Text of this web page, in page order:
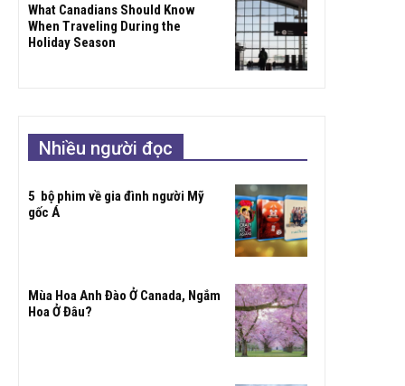
What Canadians Should Know
When Traveling During the
Holiday Season
Nhiều người đọc
5 bộ phim về gia đình người Mỹ
gốc Á
Mùa Hoa Anh Đào Ở Canada, Ngắm
Hoa Ở Đâu?